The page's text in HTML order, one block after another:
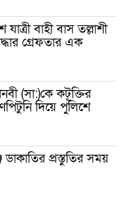
বাহী বাস তল্লাশী
গ্রেফতার এক
(সা:)কে কটূক্তির
দিয়ে পুলিশে
ডাকাতির প্রস্তুতির সময়